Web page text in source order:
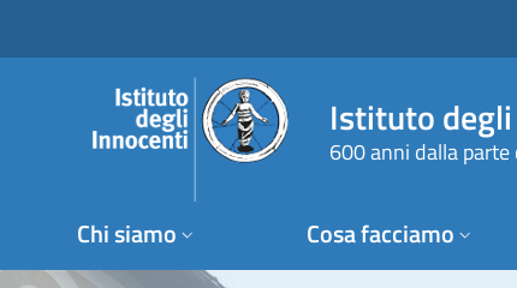
Istituto
600 anni dalla parte
Chi siamo Cosa facciamo